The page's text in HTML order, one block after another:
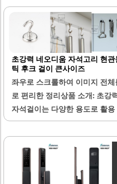
방식으로 설치가 간편하여, 별
할 수 있습니다. 특히, 기존 손
수 있어 전셋집에서도 부담 없
식 기능은 매우 높은 인식률을
으로도 빠르게 문을 열 수 있어
용법이 직관적이며, 나갈 때는
사용이 간편합니다. 화이트와
한 인테리어와 잘 어울리며, 깔
이 거의 없고, 비밀번호 입력 시
초강력 네오디움 자석고리 현
틱 후크 걸이 큰사이즈
좌우로 스크롤하여 이미지 전
로 편리한 정리상품 소개: 초강
자석걸이는 다양한 용도로 활
은 강력한 자성을 가지고 있어
양한 금속 표면에 쉽게 부착할
걸이는 특히 더 강력한 자력을
적으로 걸 수 있습니다.자석의
위치에 간편하게 부착할 수 있